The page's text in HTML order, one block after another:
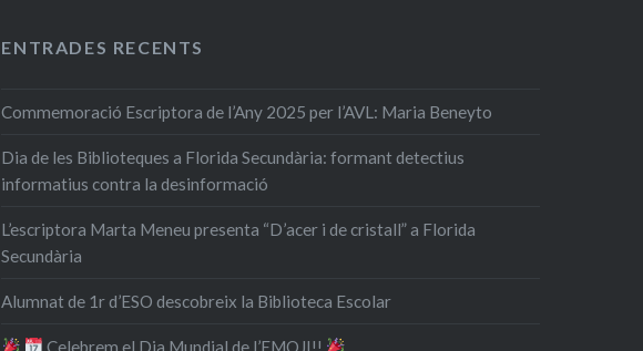
ENTRADES RECENTS
Commemoració Escriptora de l’Any 2025 per l’AVL: Maria Beneyto
Dia de les Biblioteques a Florida Secundària: formant detectius
informatius contra la desinformació
L’escriptora Marta Meneu presenta “D’acer i de cristall” a Florida
Secundària
Alumnat de 1r d’ESO descobreix la Biblioteca Escolar
​ Celebrem el Dia Mundial de l’EMOJI!!